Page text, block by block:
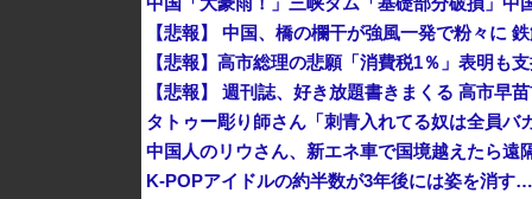
【悲報】高市総理の悲願「消費税1％」表明も
タトゥー彫り師さん「刺青入れてる奴は全員
中国人のリウさん、新エネ車で国境越えたら遠
K-POPアイドルの約半数が3年後には姿を消す